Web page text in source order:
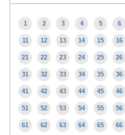
1 2 3 4 5 6
11 12 13 14 15 16
21 22 23 24 25 26
31 32 33 34 35 36
41 42 43 44 45 46
51 52 53 54 55 56
61 62 63 64 65 66